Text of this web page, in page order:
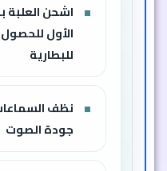
اشحن العلبة
الأول
للبطارية
نظف
جودة الصوت